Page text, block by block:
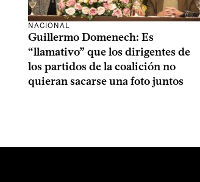
NACIONAL
Guillermo Domenech: Es
“llamativo” que los dirigentes de
los partidos de la coalición no
quieran sacarse una foto juntos